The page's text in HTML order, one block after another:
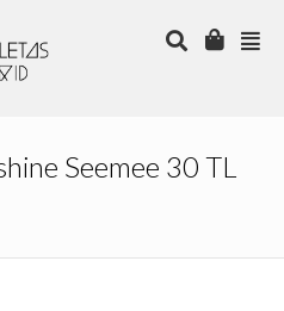
Seemee 30 TL